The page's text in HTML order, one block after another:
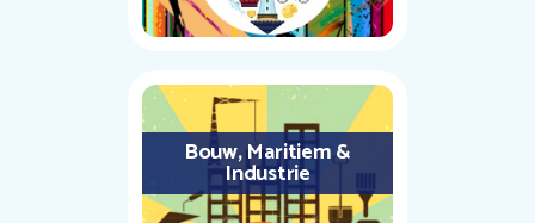
Bouw, Maritiem &
Industrie